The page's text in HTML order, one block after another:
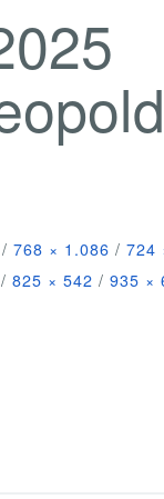
/ 768 × 1.086 / 724
/ 825 × 542 / 935 ×